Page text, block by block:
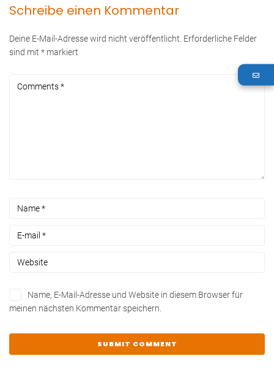
Schreibe einen Kommentar
Deine E-Mail-Adresse wird nicht veröffentlicht. Erforderliche Felder
sind mit * markiert
Name, E-Mail-Adresse und Website in diesem Browser für
meinen nächsten Kommentar speichern.